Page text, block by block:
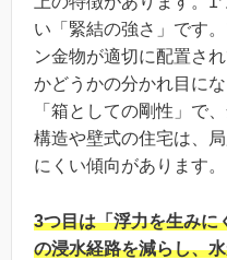
い「緊結の強さ」です
ン金物が適切に配置さ
かどうかの分かれ目に
「箱としての剛性」で
構造や壁式の住宅は、
にくい傾向があります。
3つ目は「浮力を生みに
の浸水経路を減らし、